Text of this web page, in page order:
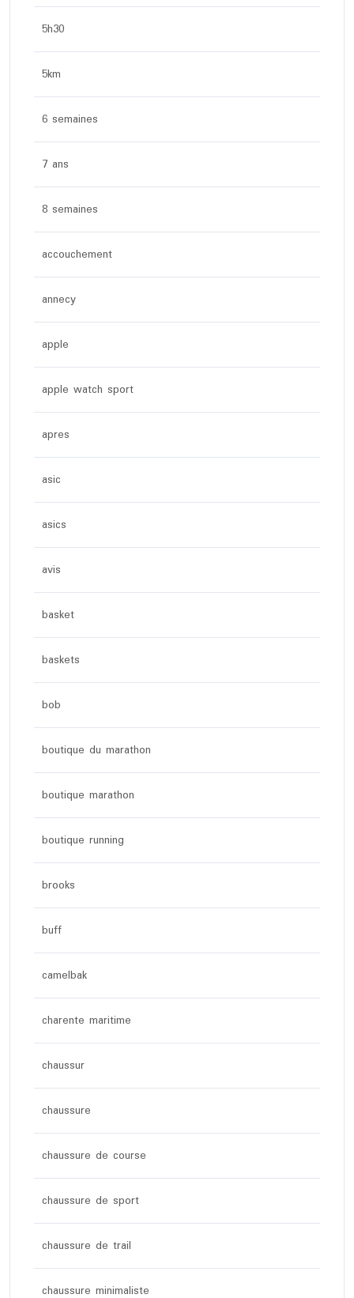
5h30
5km
6 semaines
7 ans
8 semaines
accouchement
annecy
apple
apple watch sport
apres
asic
asics
avis
basket
baskets
bob
boutique du marathon
boutique marathon
boutique running
brooks
buff
camelbak
charente maritime
chaussur
chaussure
chaussure de course
chaussure de sport
chaussure de trail
chaussure minimaliste